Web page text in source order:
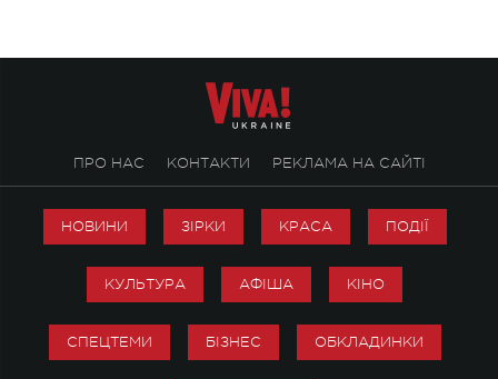
ПРО НАС КОНТАКТИ РЕКЛАМА НА САЙТІ
НОВИНИ ЗІРКИ КРАСА ПОДІЇ
КУЛЬТУРА АФІША КІНО
СПЕЦТЕМИ БІЗНЕС ОБКЛАДИНКИ